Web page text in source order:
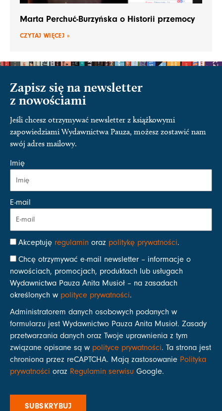
Marta Perchuć-Burzyńska o Historii przemocy
CZYTAJ WIĘCEJ »
Zapisz się na newsletter
z nowościami
Jeśli chcesz otrzymywać newsletter z książkowymi
zapowiedziami Wydawnictwa Pauza, możesz zostawić nam
swój adres mailowy.
Imię
E-mail
Akceptuję regulamin oraz politykę prywatności.
Chcę otrzymywać e-mail newsletter – informacje o
nowościach, promocjach, produktach lub usługach
Wydawnictwa Pauza Anita Musioł – na zasadach
określonych w polityce prywatności.
Administratorem danych osobowych podanych w
formularzu jest Wydawnictwo Pauza Anita Musioł. Zasady
przetwarzania danych oraz Twoje uprawnienia z tym
związane opisane są w polityce prywatności. Ta strona jest
chroniona przez reCAPTCHA. Mają zastosowanie Polityka
prywatności oraz Regulamin serwisu Google.
SUBSKRYBUJ